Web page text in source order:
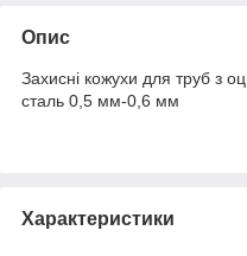
Опис
Захисні кожухи для труб з
сталь 0,5 мм-0,6 мм
Характеристики